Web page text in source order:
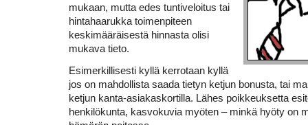
mukaan, mutta edes tuntiveloitus tai
hintahaarukka toimenpiteen
keskimääräisestä hinnasta olisi
mukava tieto.
Esimerkillisesti kyllä kerrotaan kyllä
jos on mahdollista saada tietyn ketjun bonusta, tai
ketjun kanta-asiakaskortilla. Lähes poikkeuksetta
henkilökunta, kasvokuvia myöten – minkä hyöty on